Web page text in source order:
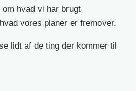
hvad vi har brugt
vores planer er fremover.
lidt af de ting der kommer til